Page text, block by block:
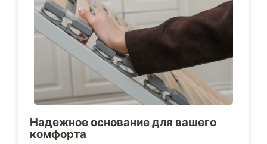
Надежное основание для вашего
комфорта